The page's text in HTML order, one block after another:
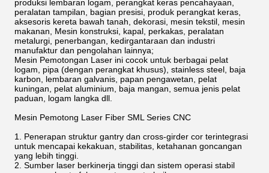
produksi lembaran logam, perangkat keras pencahayaan,
peralatan tampilan, bagian presisi, produk perangkat keras,
aksesoris kereta bawah tanah, dekorasi, mesin tekstil, mesin
makanan, Mesin konstruksi, kapal, perkakas, peralatan
metalurgi, penerbangan, kedirgantaraan dan industri
manufaktur dan pengolahan lainnya;
Mesin Pemotongan Laser ini cocok untuk berbagai pelat
logam, pipa (dengan perangkat khusus), stainless steel, baja
karbon, lembaran galvanis, papan pengawetan, pelat
kuningan, pelat aluminium, baja mangan, semua jenis pelat
paduan, logam langka dll.
Mesin Pemotong Laser Fiber SML Series CNC
1. Penerapan struktur gantry dan cross-girder cor terintegrasi
untuk mencapai kekakuan, stabilitas, ketahanan goncangan
yang lebih tinggi.
2. Sumber laser berkinerja tinggi dan sistem operasi stabil